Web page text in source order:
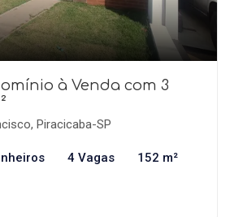
à Venda com 3
Piracicaba-SP
4 Vagas 152 m²